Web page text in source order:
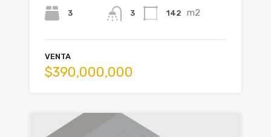
3 3 142 m2
VENTA
$390,000,000